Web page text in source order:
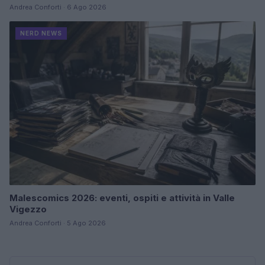
Andrea Conforti · 6 Ago 2026
NERD NEWS
Malescomics 2026: eventi, ospiti e attività in Valle
Vigezzo
Andrea Conforti · 5 Ago 2026